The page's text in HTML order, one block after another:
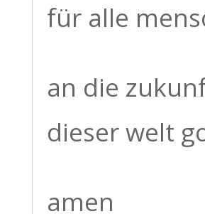
für alle
an die
dieser welt
amen